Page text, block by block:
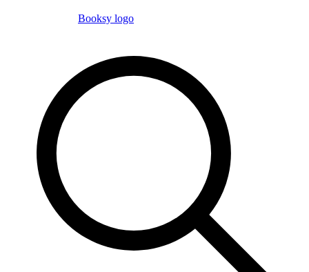
Booksy logo